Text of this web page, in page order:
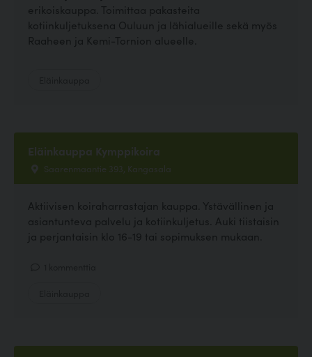
erikoiskauppa. Toimittaa pakasteita
kotiinkuljetuksena Ouluun ja lähialueille sekä myös
Raaheen ja Kemi-Tornion alueelle.
Eläinkauppa Kymppikoira
Saarenmaantie 393, Kangasala
Aktiivisen koiraharrastajan kauppa. Ystävällinen ja
asiantunteva palvelu ja kotiinkuljetus. Auki tiistaisin
ja perjantaisin klo 16-19 tai sopimuksen mukaan.